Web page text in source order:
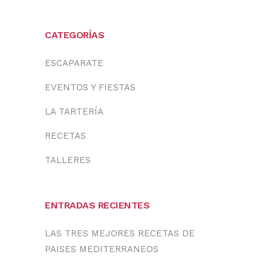
CATEGORÍAS
ESCAPARATE
EVENTOS Y FIESTAS
LA TARTERÍA
RECETAS
TALLERES
ENTRADAS RECIENTES
LAS TRES MEJORES RECETAS DE
PAISES MEDITERRANEOS